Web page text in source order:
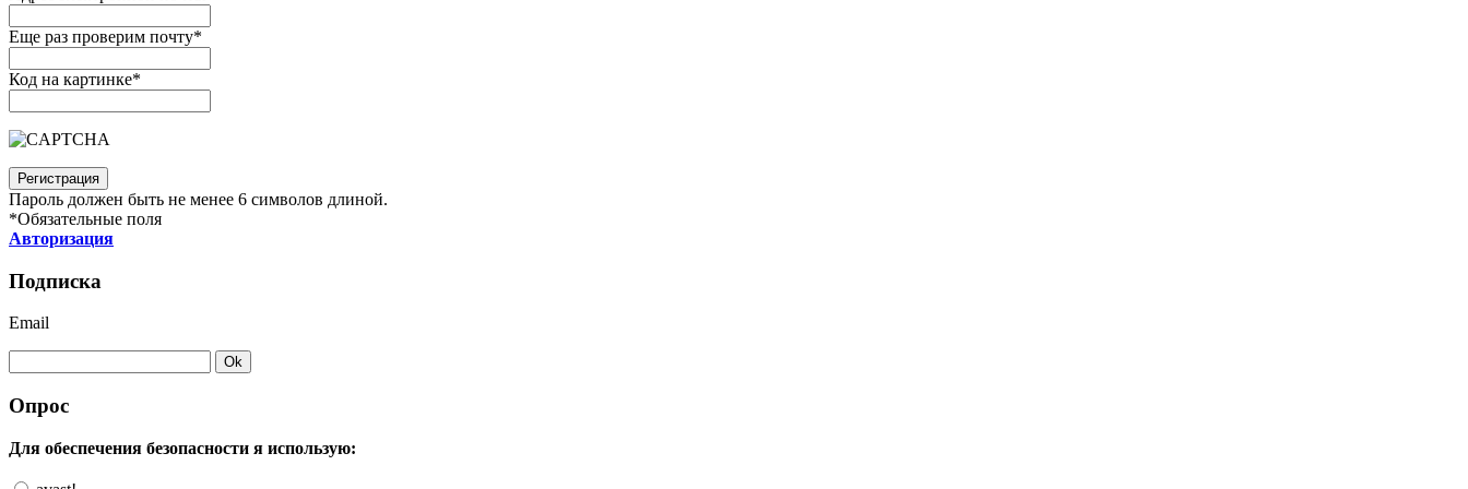
Еще раз проверим почту*
Код на картинке*
Пароль должен быть не менее 6 символов длиной.
*Обязательные поля
Авторизация
Подписка
Email
Опрос
Для обеспечения безопасности я использую: